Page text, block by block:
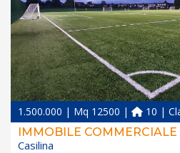
1.500.000 | Mq 12500 |
10 |
IMMOBILE
Casilina